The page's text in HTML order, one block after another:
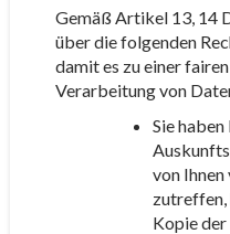
Gemäß Artikel 13, 14
über die folgenden
damit es zu einer
Verarbeitung von
Sie
von
zutreffen,
Kopie der